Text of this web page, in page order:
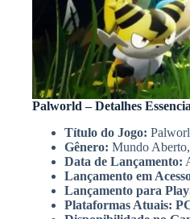
Palworld – Detalhes
Título do Jogo:
Gênero: Mundo
Data de Lançamento:
Lançamento em
Lançamento para
Plataformas Atuais: